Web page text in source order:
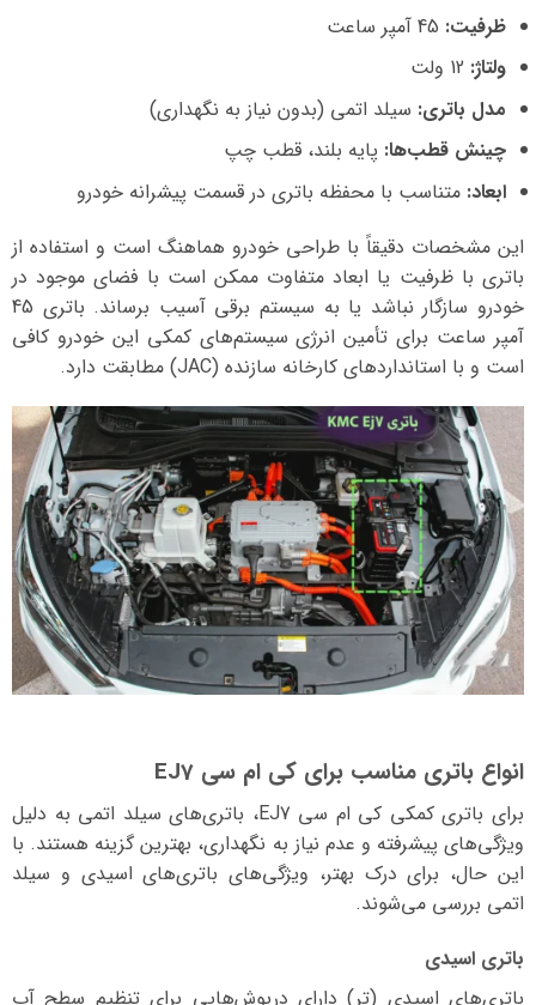
ظرفیت:
ولتاژ:
مدل باتری: سیلد اتمی (بدون نیاز به نگهداری)
چینش قطب‌ها: پایه بلند، قطب چپ
ابعاد: متناسب با محفظه باتری در قسمت پیشرانه خودرو
این مشخصات دقیقاً با طراحی خودرو هماهنگ است و استفاده از
باتری با ظرفیت یا ابعاد متفاوت ممکن است با فضای موجود در
خودرو سازگار نباشد یا به سیستم برقی آسیب برساند. باتری 45
آمپر ساعت برای تأمین انرژی سیستم‌های کمکی این خودرو کافی
است و با استانداردهای کارخانه سازنده (JAC) مطابقت دارد.
انواع باتری مناسب برای کی ام سی EJ7
برای باتری کمکی کی ام سی EJ7، باتری‌های سیلد اتمی به دلیل
ویژگی‌های پیشرفته و عدم نیاز به نگهداری، بهترین گزینه هستند. با
این حال، برای درک بهتر، ویژگی‌های باتری‌های اسیدی و سیلد
اتمی بررسی می‌شوند.
باتری اسیدی
باتری‌های اسیدی (تر) دارای درپوش‌هایی برای تنظیم سطح آب